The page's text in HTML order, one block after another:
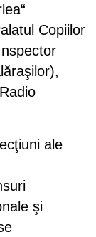
Copiilor
ale
şi